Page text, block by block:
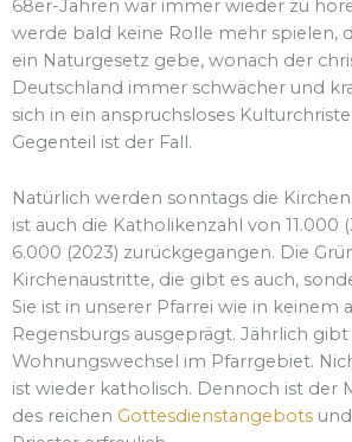
68er-Jahren war immer wieder zu
werde bald keine Rolle mehr spielen,
ein Naturgesetz gebe, wonach der
Deutschland immer schwächer und
sich in ein anspruchsloses
Gegenteil ist der Fall.
Natürlich werden sonntags die
ist auch die Katholikenzahl von 11.000
6.000 (2023) zurückgegangen. Die
Kirchenaustritte, die gibt es auch,
Sie ist in unserer Pfarrei wie in keinem
Regensburgs ausgeprägt. Jährlich
Wohnungswechsel im Pfarrgebiet.
ist wieder katholisch. Dennoch ist der
des reichen Gottesdienstangebots